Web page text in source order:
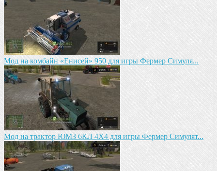
Мод на комбайн «Енисей» 950 для игры Фермер Симуля...
Мод на трактор ЮМЗ 6КЛ 4X4 для игры Фермер Симулят...